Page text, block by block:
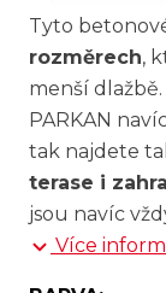
Tyto
rozměrech,
menší
PARKAN
tak najdete
terase i
jsou navíc
Více